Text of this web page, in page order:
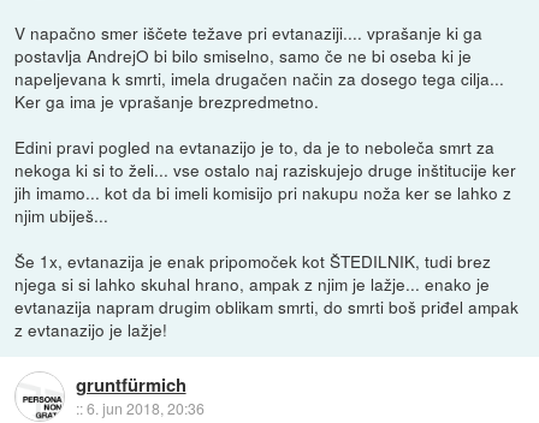
V napačno smer iščete težave pri evtanaziji.... vprašanje ki ga
postavlja AndrejO bi bilo smiselno, samo če ne bi oseba ki je
napeljevana k smrti, imela drugačen način za dosego tega cilja...
Ker ga ima je vprašanje brezpredmetno.
Edini pravi pogled na evtanazijo je to, da je to neboleča smrt za
nekoga ki si to želi... vse ostalo naj raziskujejo druge inštitucije ker
jih imamo... kot da bi imeli komisijo pri nakupu noža ker se lahko z
njim ubiješ...
Še 1x, evtanazija je enak pripomoček kot ŠTEDILNIK, tudi brez
njega si si lahko skuhal hrano, ampak z njim je lažje... enako je
evtanazija napram drugim oblikam smrti, do smrti boš priđel ampak
z evtanazijo je lažje!
gruntfürmich
::6. jun 2018, 20:36